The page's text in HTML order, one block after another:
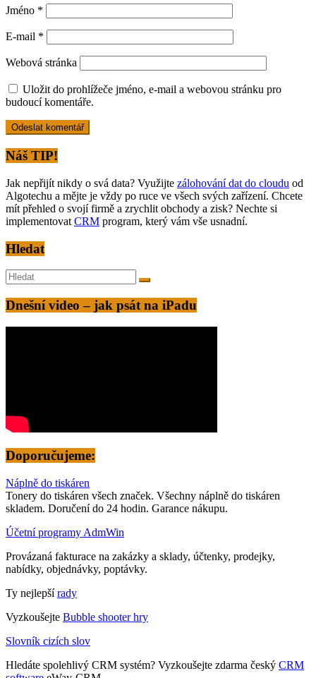
Jméno *
E-mail *
Webová stránka
Uložit do prohlížeče jméno, e-mail a webovou stránku pro
budoucí komentáře.
Alternative:
Náš TIP!
Jak nepřijít nikdy o svá data? Využijte zálohování dat do cloudu od
Algotechu a mějte je vždy po ruce ve všech svých zařízení. Chcete
mít přehled o svojí firmě a zrychlit obchody a zisk? Nechte si
implementovat CRM program, který vám vše usnadní.
Hledat
Dnešní video – jak psát na iPadu
Doporučujeme:
Náplně do tiskáren
Tonery do tiskáren všech značek. Všechny náplně do tiskáren
skladem. Doručení do 24 hodin. Garance nákupu.
Účetní programy AdmWin
Provázaná fakturace na zakázky a sklady, účtenky, prodejky,
nabídky, objednávky, poptávky.
Ty nejlepšírady
Vyzkoušejte Bubble shooter hry
Slovník cizích slov
Hledáte spolehlivý CRM systém? Vyzkoušejte zdarma český CRM